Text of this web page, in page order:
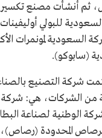
ثم أنشأت مصنع
للبولي
السعودية لمونمرات
(سابوكو).
شركة التصنيع
الشركات، هي: شركة
الوطنية لصناعة
المحدودة